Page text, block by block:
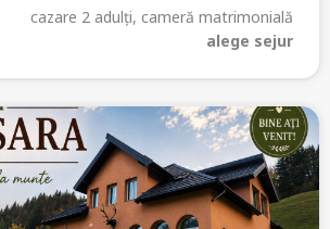
cazare 2 adulți, cameră matrimonială
alege sejur